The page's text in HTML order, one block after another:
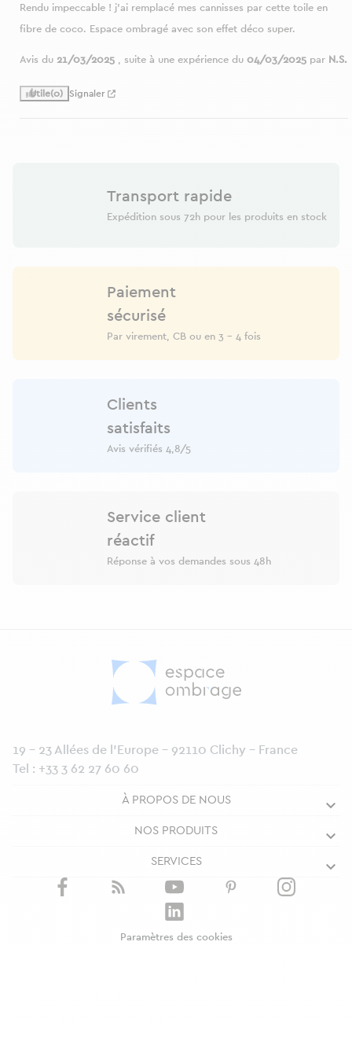
Rendu impeccable ! j'ai remplacé mes cannisses par cette toile en
fibre de coco. Espace ombragé avec son effet déco super.
Avis du 21/03/2025 , suite à une expérience du 04/03/2025 par N.S.
Utile(0) Signaler
Transport rapide
Expédition sous 72h pour les produits en stock
Paiement
sécurisé
Par virement, CB ou en 3 - 4 fois
Clients
satisfaits
Avis vérifiés 4,8/5
Service client
réactif
Réponse à vos demandes sous 48h
19 - 23 Allées de l’Europe - 92110 Clichy - France
Tel : +33 3 62 27 60 60
À PROPOS DE NOUS
NOS PRODUITS
SERVICES
Paramètres des cookies